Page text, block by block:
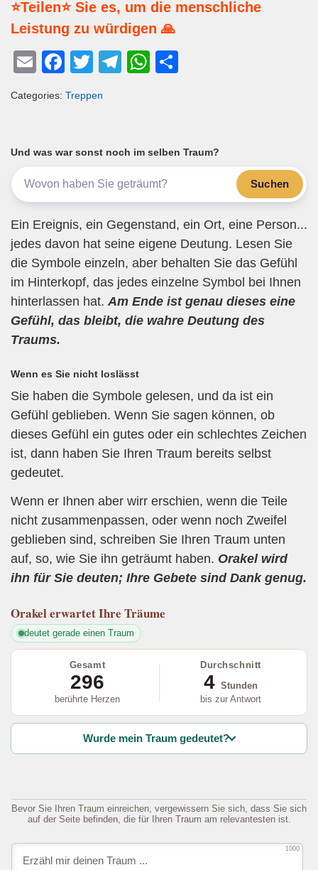
⭐Teilen⭐ Sie es, um die menschliche
Leistung zu würdigen 🙏
E
ail
F
c
b
o
o
k
T
tt
T
a
m
W
A
p
p
Categories: Treppen
Und was war sonst noch im selben Traum?
Suchen
Ein Ereignis, ein Gegenstand, ein Ort, eine Person...
jedes davon hat seine eigene Deutung. Lesen Sie
die Symbole einzeln, aber behalten Sie das Gefühl
im Hinterkopf, das jedes einzelne Symbol bei Ihnen
hinterlassen hat. Am Ende ist genau dieses eine
Gefühl, das bleibt, die wahre Deutung des
Traums.
Wenn es Sie nicht loslässt
Sie haben die Symbole gelesen, und da ist ein
Gefühl geblieben. Wenn Sie sagen können, ob
dieses Gefühl ein gutes oder ein schlechtes Zeichen
ist, dann haben Sie Ihren Traum bereits selbst
gedeutet.
Wenn er Ihnen aber wirr erschien, wenn die Teile
nicht zusammenpassen, oder wenn noch Zweifel
geblieben sind, schreiben Sie Ihren Traum unten
auf, so, wie Sie ihn geträumt haben. Orakel wird
ihn für Sie deuten; Ihre Gebete sind Dank genug.
Orakelerwartet Ihre Träume
deutet gerade einen Traum
Gesamt
296
berührte Herzen
Durchschnitt
4 Stunden
bis zur Antwort
Wurde mein Traum gedeutet?
Bevor Sie Ihren Traum einreichen, vergewissern Sie sich, dass Sie sich
auf der Seite befinden, die für Ihren Traum am relevantesten ist.
1000